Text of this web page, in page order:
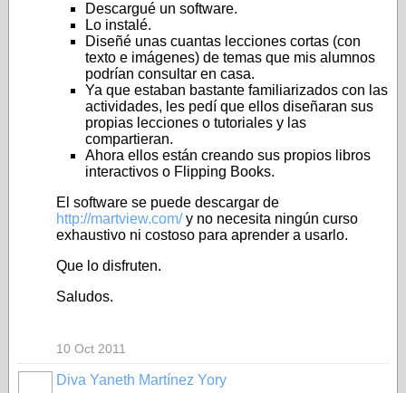
Descargué un software.
Lo instalé.
Diseñé unas cuantas lecciones cortas (con
texto e imágenes) de temas que mis alumnos
podrían consultar en casa.
Ya que estaban bastante familiarizados con las
actividades, les pedí que ellos diseñaran sus
propias lecciones o tutoriales y las
compartieran.
Ahora ellos están creando sus propios libros
interactivos o Flipping Books.
El software se puede descargar de
http://martview.com/y no necesita ningún curso
exhaustivo ni costoso para aprender a usarlo.
Que lo disfruten.
Saludos.
10 Oct 2011
Diva Yaneth Martínez Yory